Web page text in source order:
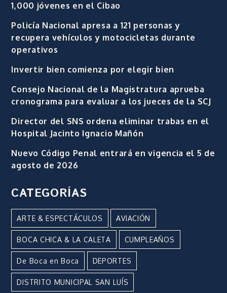
1,000 jóvenes en el Cibao
Policía Nacional apresa a 121 personas y
recupera vehículos y motocicletas durante
operativos
Invertir bien comienza por elegir bien
Consejo Nacional de la Magistratura aprueba
cronograma para evaluar a los jueces de la SCJ
Director del SNS ordena eliminar trabas en el
Hospital Jacinto Ignacio Mañón
Nuevo Código Penal entrará en vigencia el 5 de
agosto de 2026
CATEGORÍAS
ARTE & ESPECTÁCULOS AVIACIÓN
BOCA CHICA & LA CALETA CUMPLEAÑOS
De Boca en Boca DEPORTES
DISTRITO MUNICIPAL SAN LUÍS